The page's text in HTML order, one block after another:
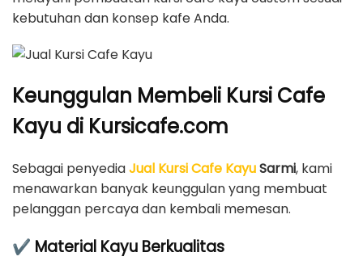
kebutuhan dan konsep kafe Anda.
Keunggulan Membeli Kursi Cafe
Kayu di Kursicafe.com
Sebagai penyediaJual Kursi Cafe KayuSarmi, kami
menawarkan banyak keunggulan yang membuat
pelanggan percaya dan kembali memesan.
✔ Material Kayu Berkualitas